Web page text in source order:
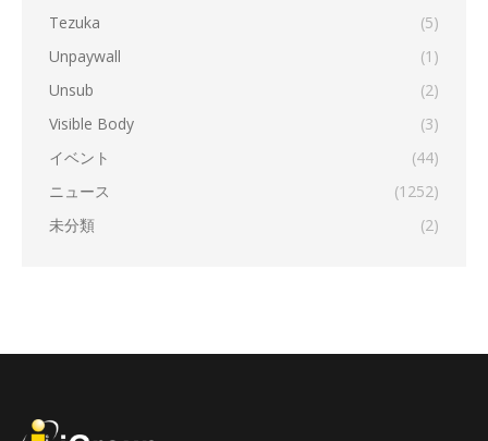
Tezuka
(5)
Unpaywall
(1)
Unsub
(2)
Visible Body
(3)
イベント
(44)
ニュース
(1252)
未分類
(2)